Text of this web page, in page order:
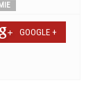
GOOGLE +